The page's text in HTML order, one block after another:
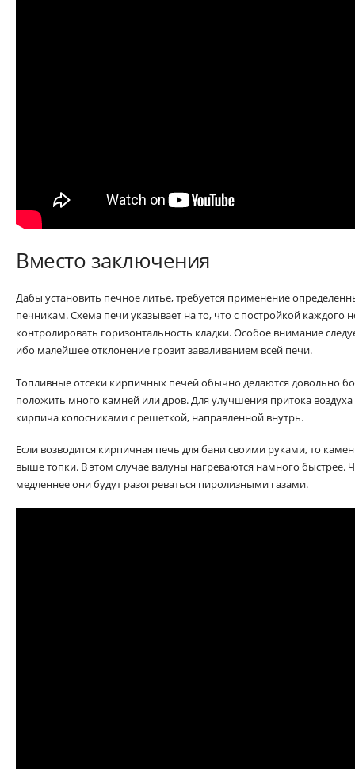
Вместо заключения
Дабы установить печное литье, требуется применение
печникам. Схема печи указывает на то, что с постройкой каждого
контролировать горизонтальность кладки. Особое внимание
ибо малейшее отклонение грозит заваливанием всей печи.
Топливные отсеки кирпичных печей обычно делаются довольно
положить много камней или дров. Для улучшения притока воздуха
кирпича колосниками с решеткой, направленной внутрь.
Если возводится кирпичная печь для бани своими руками, то
выше топки. В этом случае валуны нагреваются намного быстрее.
медленнее они будут разогреваться пиролизными газами.